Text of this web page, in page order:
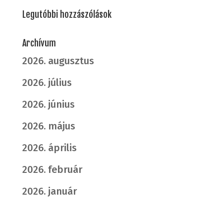
Legutóbbi hozzászólások
Archívum
2026. augusztus
2026. július
2026. június
2026. május
2026. április
2026. február
2026. január